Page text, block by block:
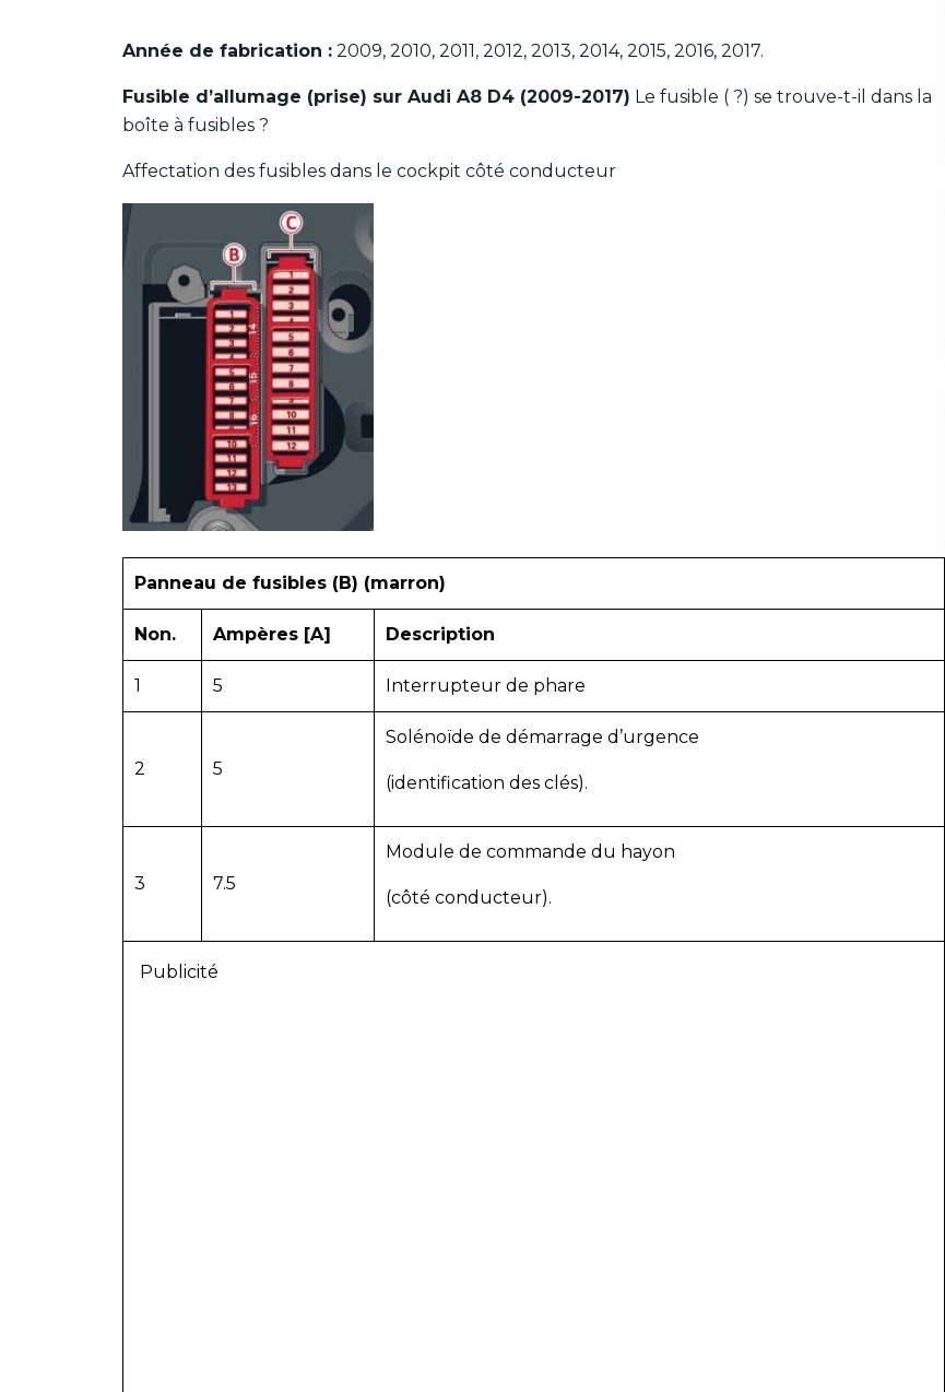
Année de fabrication : 2009, 2010, 2011, 2012, 2013, 2014, 2015, 2016, 2017.
Fusible d’allumage (prise) sur Audi A8 D4 (2009-2017) Le fusible ( ?) se trouve-t-il dans la
boîte à fusibles ?
Affectation des fusibles dans le cockpit côté conducteur
Panneau de fusibles (B) (marron)
Non. Ampères [A] Description
1 5 Interrupteur de phare
2 5
Solénoïde de démarrage d’urgence
(identification des clés).
3 7.5
Module de commande du hayon
(côté conducteur).
Publicité